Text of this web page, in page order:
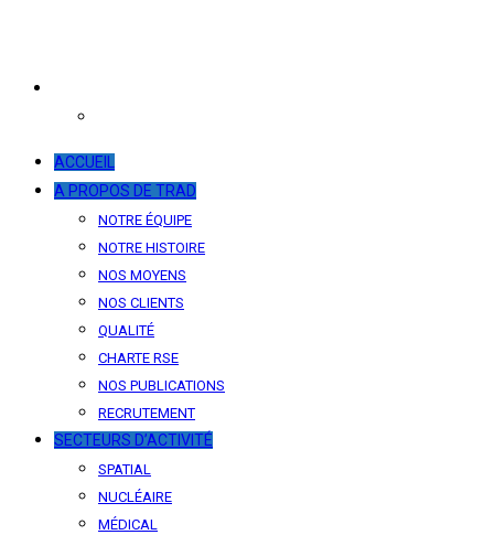
ACCUEIL
A PROPOS DE TRAD
NOTRE ÉQUIPE
NOTRE HISTOIRE
NOS MOYENS
NOS CLIENTS
QUALITÉ
CHARTE RSE
NOS PUBLICATIONS
RECRUTEMENT
SECTEURS D’ACTIVITÉ
SPATIAL
NUCLÉAIRE
MÉDICAL